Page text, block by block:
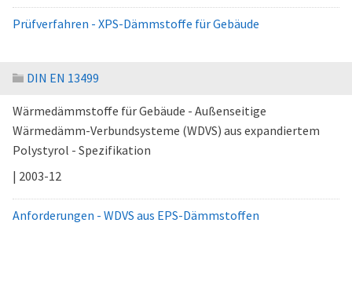
Prüfverfahren - XPS-Dämmstoffe für Gebäude
DIN EN 13499
Wärmedämmstoffe für Gebäude - Außenseitige
Wärmedämm-Verbundsysteme (WDVS) aus expandiertem
Polystyrol - Spezifikation
| 2003-12
Anforderungen - WDVS aus EPS-Dämmstoffen